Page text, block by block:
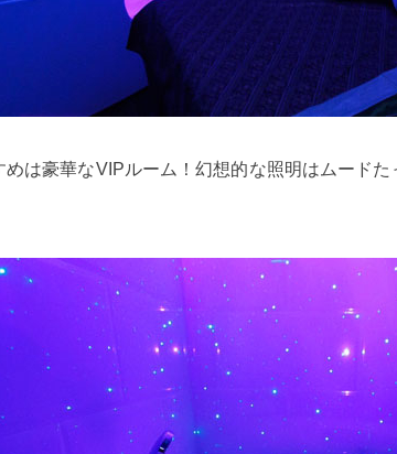
めは豪華なVIPルーム！幻想的な照明はムード